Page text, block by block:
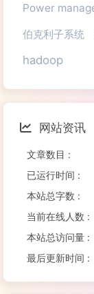
Power
伯克利子系统
hadoop
网站资讯
文章数目 :
已运行时间 :
本站总字数 :
当前在线人数 :
本站总访问量 :
最后更新时间 :